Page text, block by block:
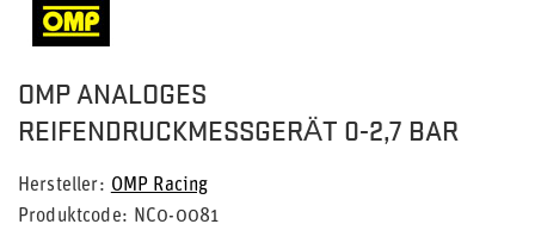
OMP ANALOGES
REIFENDRUCKMESSGERÄT 0-2,7 BAR
Hersteller
OMP Racing
Produktcode
NC0-0081